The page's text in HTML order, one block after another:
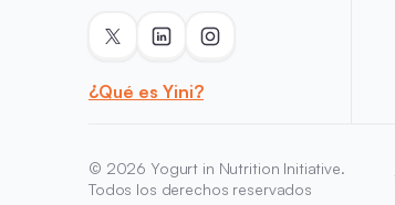
¿Qué es Yini?
© 2026 Yogurt in Nutrition Initiative.
Todos los derechos reservados